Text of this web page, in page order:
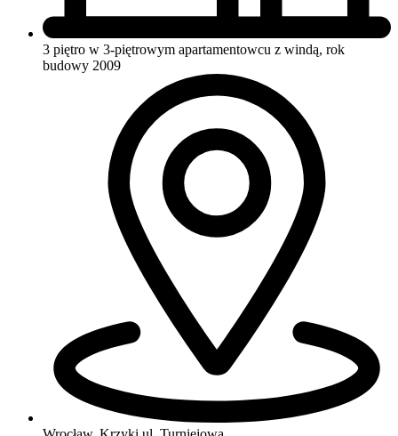
3 piętro w 3-piętrowym apartamentowcu z windą, rok
budowy 2009